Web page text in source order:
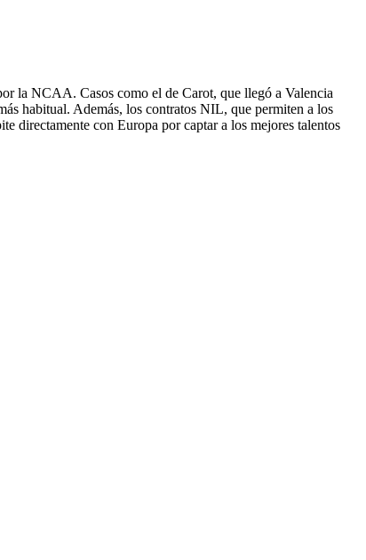
la NCAA. Casos como el de Carot, que llegó a Valencia
habitual. Además, los contratos NIL, que permiten a los
directamente con Europa por captar a los mejores talentos